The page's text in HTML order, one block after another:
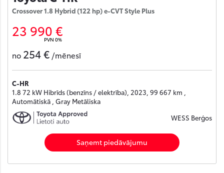
Crossover 1.8 Hybrid (122 hp) e-CVT Style Plus
23 990 €
PVN 0%
no 254 € /mēnesī
C-HR
1.8 72 kW Hibrīds (benzīns / elektrība), 2023, 99 667 km ,
Automātiskā , Gray Metāliska
WESS Berģos
Saņemt piedāvājumu